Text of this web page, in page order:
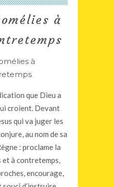
à
que Dieu a
croient. Devant
qui va juger les
au nom de sa
: proclame la
et à contretemps,
encourage,